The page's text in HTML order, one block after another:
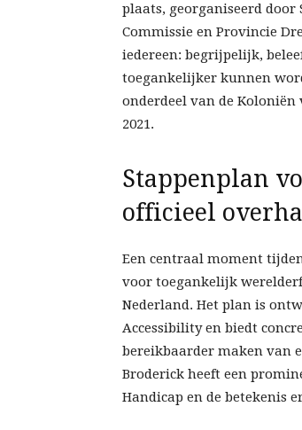
plaats, georganiseerd door
Commissie en Provincie
iedereen: begrijpelijk,
toegankelijker kunnen
onderdeel van de Koloniën
2021.
Stappenplan
officieel
Een centraal moment
voor toegankelijk
Nederland. Het plan is
Accessibility en biedt
bereikbaarder maken van
Broderick heeft een
Handicap en de betekenis